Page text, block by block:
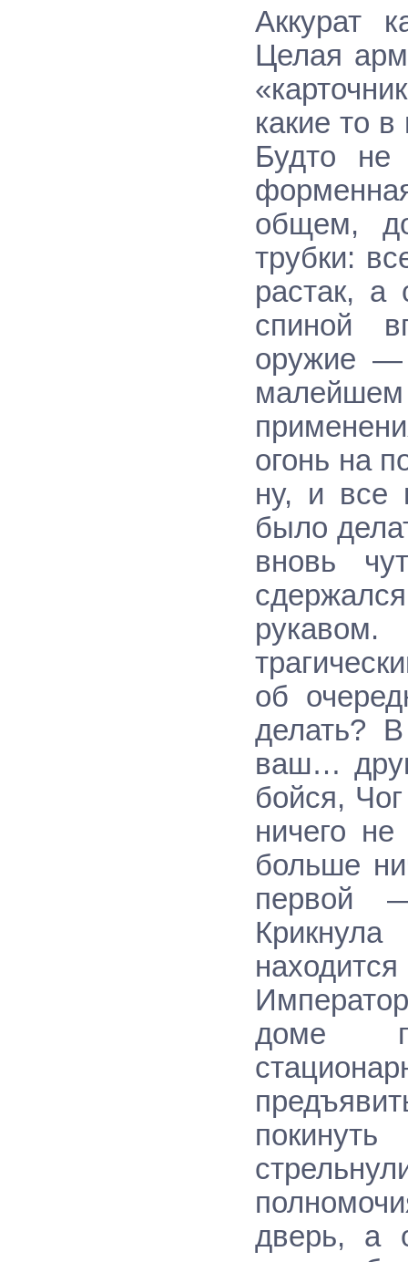
Аккурат
Целая
какие то
Будто не
общем,
трубки:
растак, а
спиной
оружие
огонь на
ну, и все
было
вновь
об
делать?
ваш…
бойся,
ничего
больше
первой
доме
дверь, а